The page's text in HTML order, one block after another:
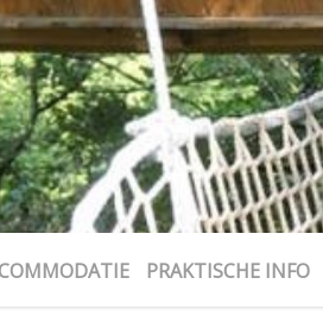
PRAKTISCHE INFO